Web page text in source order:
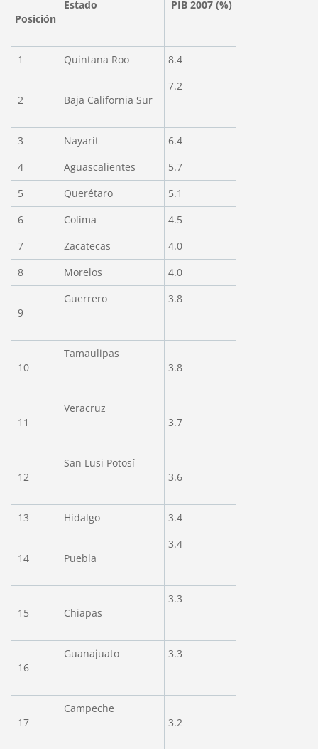
Posición
Estado PIB 2007 (%)
1 Quintana Roo 8.4
2 Baja California Sur
7.2
3 Nayarit
6.4
4
Aguascalientes
5.7
5
Querétaro
5.1
6
Colima
4.5
7
Zacatecas
4.0
8
Morelos 4.0
9
Guerrero 3.8
10
Tamaulipas
3.8
11
Veracruz
3.7
12
San Lusi Potosí
3.6
13 Hidalgo 3.4
14 Puebla
3.4
15 Chiapas
3.3
16
Guanajuato 3.3
17
Campeche
3.2